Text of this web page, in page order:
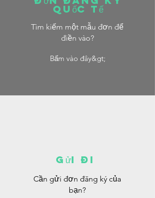
quốc tế
Tìm kiếm một mẫu đơn để
điền vào?
Bấm vào đây&gt;
Gửi đi
Cần gửi đơn đăng ký của
bạn?